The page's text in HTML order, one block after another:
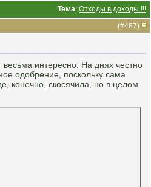
Тема: Отходы в доходы !!!
(#487)
интересно. На днях честно
одобрение, поскольку сама
конечно, скосячила, но в целом